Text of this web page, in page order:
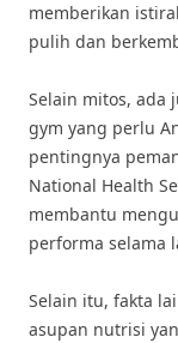
memberikan
pulih dan
Selain mitos, ada
gym yang perlu
pentingnya
National Health
membantu
performa selama
Selain itu, fakta
asupan nutrisi